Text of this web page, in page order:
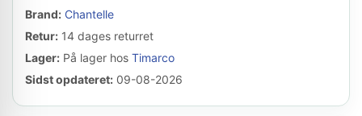
Brand: Chantelle
Retur: 14 dages returret
Lager: På lager hos Timarco
Sidst opdateret: 09-08-2026